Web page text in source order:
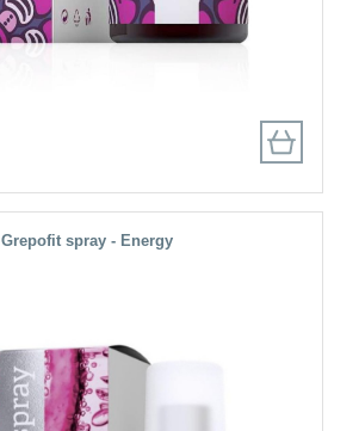
Grepofit spray - Energy